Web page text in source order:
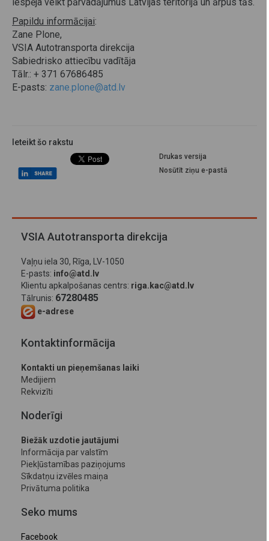
Papildu informācijai:
Zane Plone,
VSIA Autotransporta direkcija
Sabiedrisko attiecību vadītāja
Tālr.: + 371 67686485
E-pasts: zane.plone@atd.lv
Ieteikt šo rakstu
Drukas versija
Nosūtīt ziņu e-pastā
VSIA Autotransporta direkcija
Vaļņu iela 30, Rīga, LV-1050
E-pasts: info@atd.lv
Klientu apkalpošanas centrs: riga.kac@atd.lv
Tālrunis: 67280485
e-adrese
Kontaktinformācija
Kontakti un pieņemšanas laiki
Medijiem
Rekvizīti
Noderīgi
Biežāk uzdotie jautājumi
Informācija par valstīm
Piekļūstamības paziņojums
Sīkdatņu izvēles maiņa
Privātuma politika
Seko mums
Facebook